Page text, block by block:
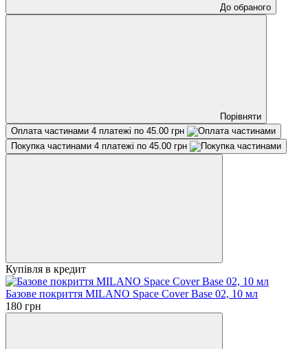
До обраного
Порівняти
Оплата частинами 4 платежі по 45.00 грн
Покупка частинами 4 платежі по 45.00 грн
Купівля в кредит
Базове покриття MILANO Space Cover Base 02, 10 мл
180 грн